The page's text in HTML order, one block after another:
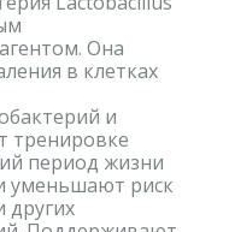
Она
в клетках
и
тренировке
период жизни
уменьшают риск
других